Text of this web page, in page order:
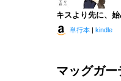
キスより先に、
単行本 kindle
マッグガ